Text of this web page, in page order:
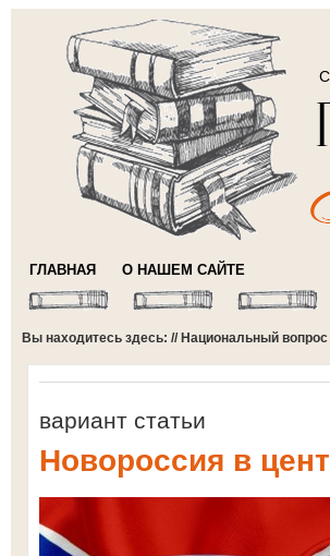
ГЛАВНАЯ О НАШЕМ САЙТЕ
Вы находитесь здесь: // Национальный вопрос
вариант статьи
Новороссия в